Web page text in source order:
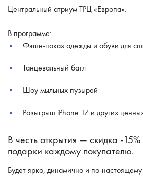
Центральный атриум ТРЦ «Европа».
В программе:
Фэшн-показ одежды и обуви для
Танцевальный батл
Шоу мыльных пузырей
Розыгрыш iPhone 17 и других
В честь открытия — скидка -
подарки каждому покупателю.
Будет ярко, динамично и по-